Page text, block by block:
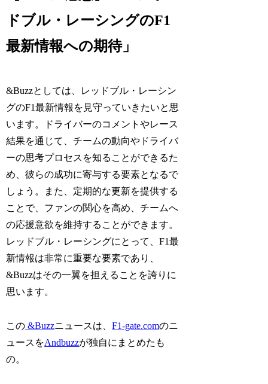
ドブル・レーシングのF1
最新情報への期待」
&Buzzとしては、レッドブル・レーシン
グのF1最新情報を見守っていきたいと思
います。ドライバーのコメントやレース
結果を通じて、チームの動向やドライバ
ーの思考プロセスを知ることができるた
め、彼らの成功に寄与する要素となるで
しょう。また、定期的な更新を提供する
ことで、ファンの関心を高め、チームへ
の応援意欲を維持することができます。
レッドブル・レーシングにとって、F1最
新情報は非常に重要な要素であり、
&Buzzはその一翼を担えることを誇りに
思います。
この &Buzzニュースは、F1-gate.comのニ
ュースをAndbuzzが独自にまとめたも
の。